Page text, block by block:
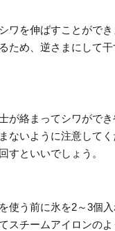
ワを伸ばすことがで
ため、逆さまにして
が絡まってシワがで
いように注意してく
すといいでしょう。
使う前に氷を2～3個
スチームアイロンの